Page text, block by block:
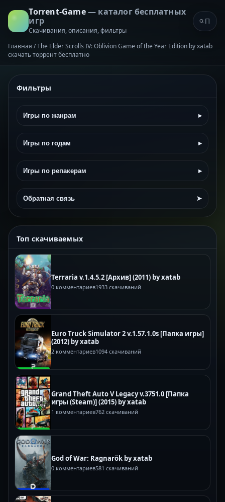
Torrent-Game— каталог бесплатных
игр
Скачивания, описания, фильтры
Главная /The Elder Scrolls IV: Oblivion Game of the Year Edition by xatab
скачать торрент бесплатно
Фильтры
Игры по жанрам ▸
Игры по годам ▸
Игры по репакерам ▸
Обратная связь ➤
Топ скачиваемых
Terraria v.1.4.5.2 [Архив] (2011) by xatab
0 комментариев1933 скачиваний
Euro Truck Simulator 2 v.1.57.1.0s [Папка игры]
(2012) by xatab
2 комментариев1094 скачиваний
Grand Theft Auto V Legacy v.3751.0 [Папка
игры (Steam)] (2015) by xatab
1 комментариев762 скачиваний
God of War: Ragnarök by xatab
0 комментариев581 скачиваний